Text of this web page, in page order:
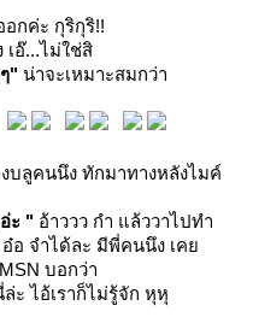
อกค่ะ กุริกุริ!!
เอ๊...ไม่ใช่สิ
"น่าจะเหมาะสมกว่า
บลูคนนึง ทักมาทางหลังไมค์
ะ "อ้าววว กำ แล้ววาไปทำ
อ๋อ จำได้ละ มีพี่คนนึง เค
บอกว่า
ะ ไอ้เราก็ไม่รู้จัก หุหุ